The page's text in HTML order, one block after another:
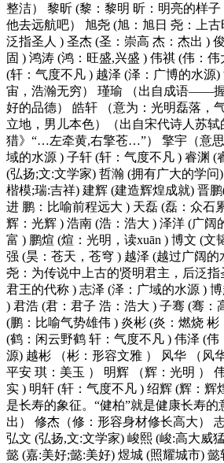
整洁） 黎昕 (黎：黎明 昕：明亮的样
他去远航吧） 旭尧 (旭：旭日 尧：上
泛指圣人 ) 圣杰 (圣：崇高 杰：杰出 )
固 ) 鸿涛 (鸿：旺盛,兴盛 ) 伟祺 (伟：
(轩：气度不凡 ) 越泽 (泽：广博的水源
宙，浩瀚无穷） 瑾瑜 （出自成语――
好的品德） 皓轩 （意为：光明磊落，
立地，男儿本色）（出自宋代诗人苏轼
猎》“…左牵黄,右擎苍…”） 擎宇（意
域的水源 ) 子轩 (轩：气度不凡 ) 睿渊 (
(弘扬;文:文学家) 哲瀚 (拥有广大的学问
楷模;瑞:吉祥) 建辉 (建造辉煌成就) 晋
进 鹏：比喻前程远大 ) 天磊 (磊：众石
辉：光辉 ) 浩南 (浩：浩大 ) 泽洋 (广阔
富 ) 鹏煊 (煊：光明，读xuān ) 博文 (文
强 (昊：苍天，苍穹 ) 越泽 (越过广阔的
尧：为传说中上古的贤明君主，后泛
君王的代称 ) 志泽 (泽：广域的水源 )
) 君浩 (君：君子 浩：浩大 ) 子骞 (骞：
(鹏：比喻气势雄伟 ) 炎彬 (炎：燃烧 彬
(鹤：闲云野鹤 轩：气度不凡 ) 伟泽 (
源) 越彬 （彬：形容文雅 ） 风华 （风
平安 琪：美玉 ） 明辉 （辉：光明 ）
实 ) 明轩 (轩：气度不凡 ) 绍辉 (辉：辉
是长寿的象征。“健柏”就是健康长寿
出） 修杰（修：形容身材修长高大）
弘文 (弘扬,文:文学家) 峻熙 (峻:高大威
懿 (嘉:美好;懿:美好) 煜城 (照耀城市)